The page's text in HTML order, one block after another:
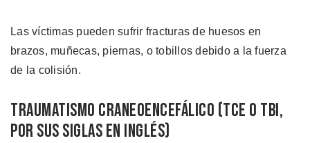
Las víctimas pueden sufrir fracturas de huesos en
brazos, muñecas, piernas, o tobillos debido a la fuerza
de la colisión.
Traumatismo Craneoencefálico (TCE o TBI,
por sus siglas en inglés)